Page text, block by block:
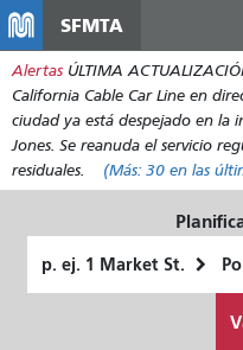
SFMTA
Alertas ÚLTIMA
California Cable Car Line en
ciudad ya está despejado en la
Jones. Se reanuda el servicio
residuales.
(Más: 30 en las
de